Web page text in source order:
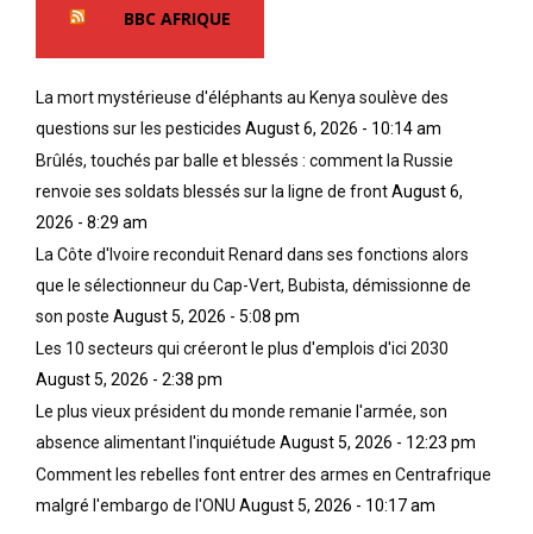
BBC AFRIQUE
La mort mystérieuse d'éléphants au Kenya soulève des
questions sur les pesticides August 6, 2026 - 10:14 am
Brûlés, touchés par balle et blessés : comment la Russie
renvoie ses soldats blessés sur la ligne de frontAugust 6,
2026 - 8:29 am
La Côte d'Ivoire reconduit Renard dans ses fonctions alors
que le sélectionneur du Cap-Vert, Bubista, démissionne de
son poste August 5, 2026 - 5:08 pm
Les 10 secteurs qui créeront le plus d'emplois d'ici 2030
August 5, 2026 - 2:38 pm
Le plus vieux président du monde remanie l'armée, son
absence alimentant l'inquiétude August 5, 2026 - 12:23 pm
Comment les rebelles font entrer des armes en Centrafrique
malgré l'embargo de l'ONU August 5, 2026 - 10:17 am